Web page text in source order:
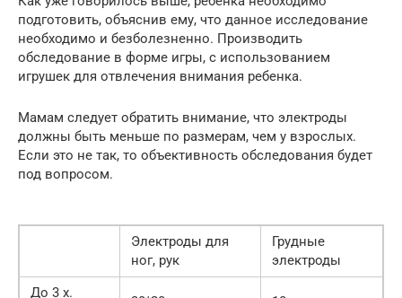
подготовить, объяснив ему, что данное исследование
необходимо и безболезненно. Производить
обследование в форме игры, с использованием
игрушек для отвлечения внимания ребенка.
Мамам следует обратить внимание, что электроды
должны быть меньше по размерам, чем у взрослых.
Если это не так, то объективность обследования будет
под вопросом.
Электроды для
ног, рук
Грудные
электроды
До 3 х.